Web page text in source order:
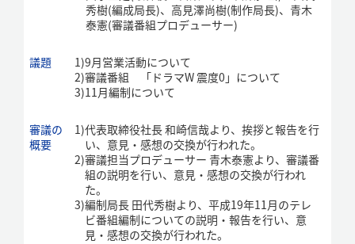
秀樹(編成局長)、高見澤尚樹(制作局長)、青木
泰憲(審議番組プロデューサー)
議題 1)9月営業活動について
2)審議番組 「ドラマW 震度0」について
3)11月編制について
審議の
概要
1)代表取締役社長 和崎信哉より、挨拶と報告を行
い、意見・感想の交換が行われた。
2)審議担当プロデューサー 青木泰憲より、審議番
組の説明を行い、意見・感想の交換が行われ
た。
3)編制局長 田代秀樹より、平成19年11月のテレ
ビ番組編制についての説明・報告を行い、意
見・感想の交換が行われた。